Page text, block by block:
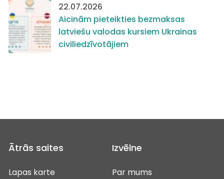
22.07.2026
Aicinām pieteikties bezmaksas
latviešu valodas kursiem Ukrainas
civiliedzīvotājiem
Ātrās saites
Lapas karte
Izvēlne
Par mums